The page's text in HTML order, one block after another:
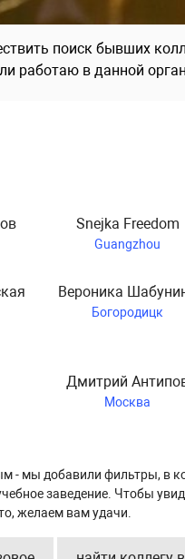
поиск бывших
работаю в данной
Snejka Freedom
Guangzhou
Вероника
Богородицк
Дмитрий
Москва
- мы добавили фильтры, в
заведение. Чтобы
желаем вам удачи.